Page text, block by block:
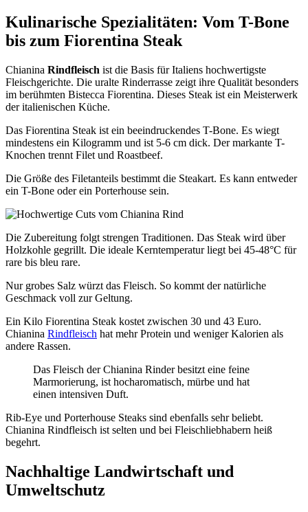
Kulinarische Spezialitäten: Vom T-Bone
bis zum Fiorentina Steak
Chianina Rindfleisch ist die Basis für Italiens hochwertigste
Fleischgerichte. Die uralte Rinderrasse zeigt ihre Qualität besonders
im berühmten Bistecca Fiorentina. Dieses Steak ist ein Meisterwerk
der italienischen Küche.
Das Fiorentina Steak ist ein beeindruckendes T-Bone. Es wiegt
mindestens ein Kilogramm und ist 5-6 cm dick. Der markante T-
Knochen trennt Filet und Roastbeef.
Die Größe des Filetanteils bestimmt die Steakart. Es kann entweder
ein T-Bone oder ein Porterhouse sein.
Die Zubereitung folgt strengen Traditionen. Das Steak wird über
Holzkohle gegrillt. Die ideale Kerntemperatur liegt bei 45-48°C für
rare bis bleu rare.
Nur grobes Salz würzt das Fleisch. So kommt der natürliche
Geschmack voll zur Geltung.
Ein Kilo Fiorentina Steak kostet zwischen 30 und 43 Euro.
Chianina Rindfleisch hat mehr Protein und weniger Kalorien als
andere Rassen.
Das Fleisch der Chianina Rinder besitzt eine feine
Marmorierung, ist hocharomatisch, mürbe und hat
einen intensiven Duft.
Rib-Eye und Porterhouse Steaks sind ebenfalls sehr beliebt.
Chianina Rindfleisch ist selten und bei Fleischliebhabern heiß
begehrt.
Nachhaltige Landwirtschaft und
Umweltschutz